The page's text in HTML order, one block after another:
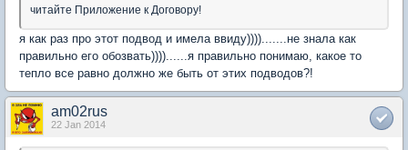
читайте Приложение к Договору!
я как раз про этот подвод и имела ввиду)))).......не знала как
правильно его обозвать))))......я правильно понимаю, какое то
тепло все равно должно же быть от этих подводов?!
am02rus
22 Jan 2014